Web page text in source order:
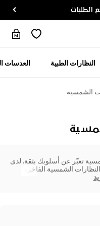
الطلبات
النظارات الطبية العدسات
الشمسية
تعبّر عن أسلوبك بثقة. لدى
الشمسية الفاخرة،